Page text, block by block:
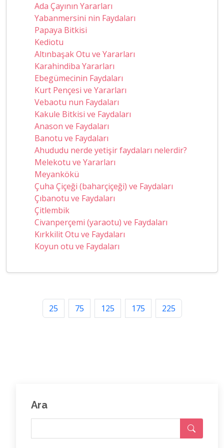
Ada Çayının Yararları
Yabanmersini nin Faydaları
Papaya Bitkisi
Kediotu
Altınbaşak Otu ve Yararları
Karahindiba Yararları
Ebegümecinin Faydaları
Kurt Pençesi ve Yararları
Vebaotu nun Faydaları
Kakule Bitkisi ve Faydaları
Anason ve Faydaları
Banotu ve Faydaları
Ahududu nerde yetişir faydaları nelerdir?
Melekotu ve Yararları
Meyankökü
Çuha Çiçeği (baharçiçeği) ve Faydaları
Çıbanotu ve Faydaları
Çitlembik
Civanperçemi (yaraotu) ve Faydaları
Kırkkilit Otu ve Faydaları
Koyun otu ve Faydaları
25 75 125 175 225
Ara